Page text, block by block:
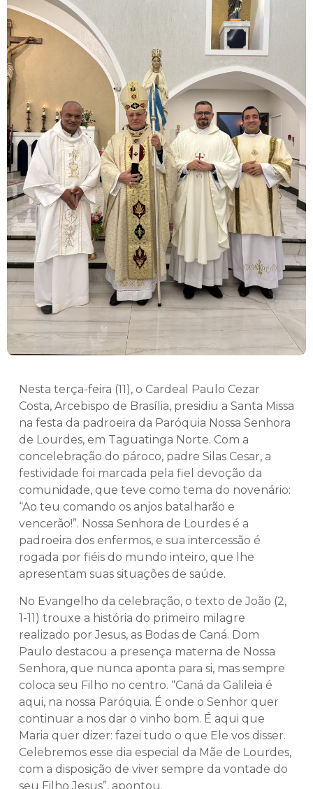
Nesta terça-feira (11), o Cardeal Paulo Cezar
Costa, Arcebispo de Brasília, presidiu a Santa Missa
na festa da padroeira da Paróquia Nossa Senhora
de Lourdes, em Taguatinga Norte. Com a
concelebração do pároco, padre Silas Cesar, a
festividade foi marcada pela fiel devoção da
comunidade, que teve como tema do novenário:
“Ao teu comando os anjos batalharão e
vencerão!”. Nossa Senhora de Lourdes é a
padroeira dos enfermos, e sua intercessão é
rogada por fiéis do mundo inteiro, que lhe
apresentam suas situações de saúde.
No Evangelho da celebração, o texto de João (2,
1-11) trouxe a história do primeiro milagre
realizado por Jesus, as Bodas de Caná. Dom
Paulo destacou a presença materna de Nossa
Senhora, que nunca aponta para si, mas sempre
coloca seu Filho no centro. “Caná da Galileia é
aqui, na nossa Paróquia. É onde o Senhor quer
continuar a nos dar o vinho bom. É aqui que
Maria quer dizer: fazei tudo o que Ele vos disser.
Celebremos esse dia especial da Mãe de Lourdes,
com a disposição de viver sempre da vontade do
seu Filho Jesus”, apontou.